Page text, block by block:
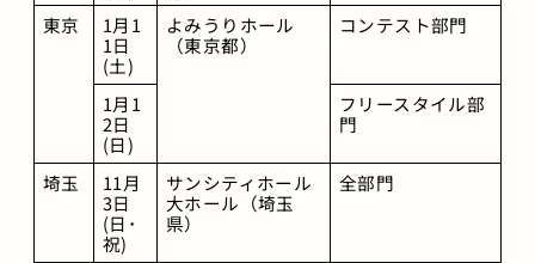
東京
1月1
1日
(土)
よみうりホール
（東京都）
コンテスト部門
1月1
2日
(日)
フリースタイル部
門
埼玉
11月
3日
(日･
祝)
サンシティホール
大ホール（埼玉
県）
全部門